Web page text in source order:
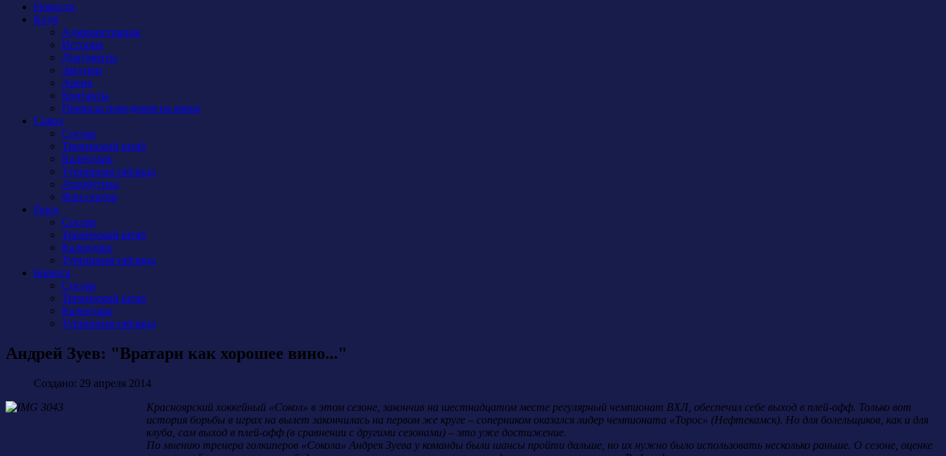
Новости
Клуб
Администрация
История
Документы
Закупки
Арена
Контакты
Правила поведения на арене
Сокол
Состав
Тренерский штаб
Календарь
Турнирная таблица
Атрибутика
Фан-сектор
Рыси
Состав
Тренерский штаб
Календарь
Турнирная таблица
Бирюса
Состав
Тренерский штаб
Календарь
Турнирная таблица
Андрей Зуев: "Вратари как хорошее вино..."
Создано: 29 апреля 2014
Красноярский хоккейный «Сокол» в этом сезоне, закончив на шестнадцатом месте регулярный чемпионат ВХЛ, обеспечил себе выход в плей-офф. Только вот
история борьбы в играх на вылет закончилась на первом же круге – соперником оказался лидер чемпионата «Торос» (Нефтекамск). Но для болельщиков, как и для
клуба, сам выход в плей-офф (в сравнении с другими сезонами) – это уже достижение.
По мнению тренера голкиперов «Сокола» Андрея Зуева у команды были шансы пройти дальше, но их нужно было использовать несколько раньше. О сезоне, оценке